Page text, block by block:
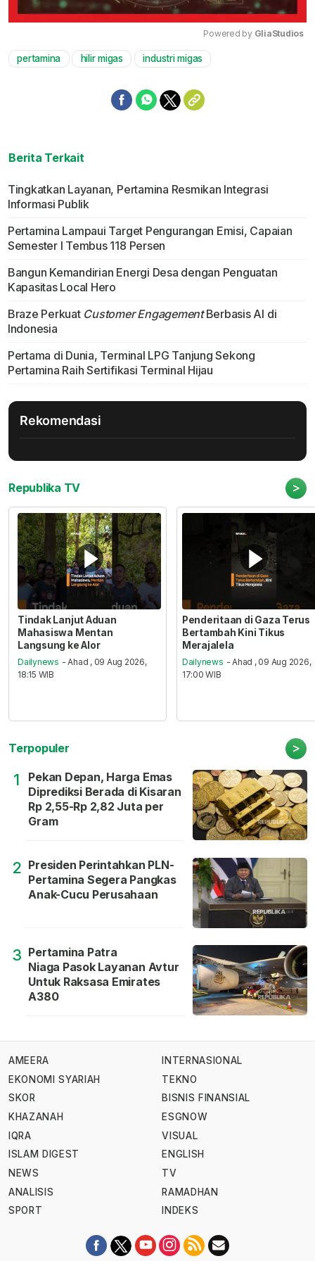
Powered by GliaStudios
pertamina hilir migas industri migas
Berita Terkait
Tingkatkan Layanan, Pertamina Resmikan Integrasi
Informasi Publik
Pertamina Lampaui Target Pengurangan Emisi, Capaian
Semester I Tembus 118 Persen
Bangun Kemandirian Energi Desa dengan Penguatan
Kapasitas Local Hero
Braze Perkuat Customer EngagementBerbasis AI di
Indonesia
Pertama di Dunia, Terminal LPG Tanjung Sekong
Pertamina Raih Sertifikasi Terminal Hijau
Rekomendasi
Republika TV >
Tindak Lanjut Aduan
Mahasiswa Mentan
Langsung ke Alor
Dailynews - Ahad , 09 Aug 2026,
18:15 WIB
Penderitaan di Gaza Terus
Bertambah Kini Tikus
Merajalela
Dailynews - Ahad , 09 Aug 2026,
17:00 WIB
Terpopuler >
1
Pekan Depan, Harga Emas
Diprediksi Berada di Kisaran
Rp 2,55-Rp 2,82 Juta per
Gram
2 Presiden Perintahkan PLN-
Pertamina Segera Pangkas
Anak-Cucu Perusahaan
3 Pertamina Patra
Niaga Pasok Layanan Avtur
Untuk Raksasa Emirates
A380
AMEERA
EKONOMI SYARIAH
SKOR
KHAZANAH
IQRA
ISLAM DIGEST
NEWS
ANALISIS
SPORT
INTERNASIONAL
TEKNO
BISNIS FINANSIAL
ESGNOW
VISUAL
ENGLISH
TV
RAMADHAN
INDEKS